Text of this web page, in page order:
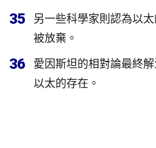
35
另一些科學家則認為以
被放棄。
36
愛因斯坦的相對論最終
以太的存在。